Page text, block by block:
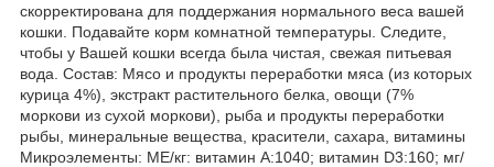
скорректирована для поддержания нормального веса вашей
кошки. Подавайте корм комнатной температуры. Следите,
чтобы у Вашей кошки всегда была чистая, свежая питьевая
вода. Состав: Мясо и продукты переработки мяса (из которых
курица 4%), экстракт растительного белка, овощи (7%
моркови из сухой моркови), рыба и продукты переработки
рыбы, минеральные вещества, красители, сахара, витамины
Микроэлементы: МЕ/кг: витамин A:1040; витамин D3:160; мг/